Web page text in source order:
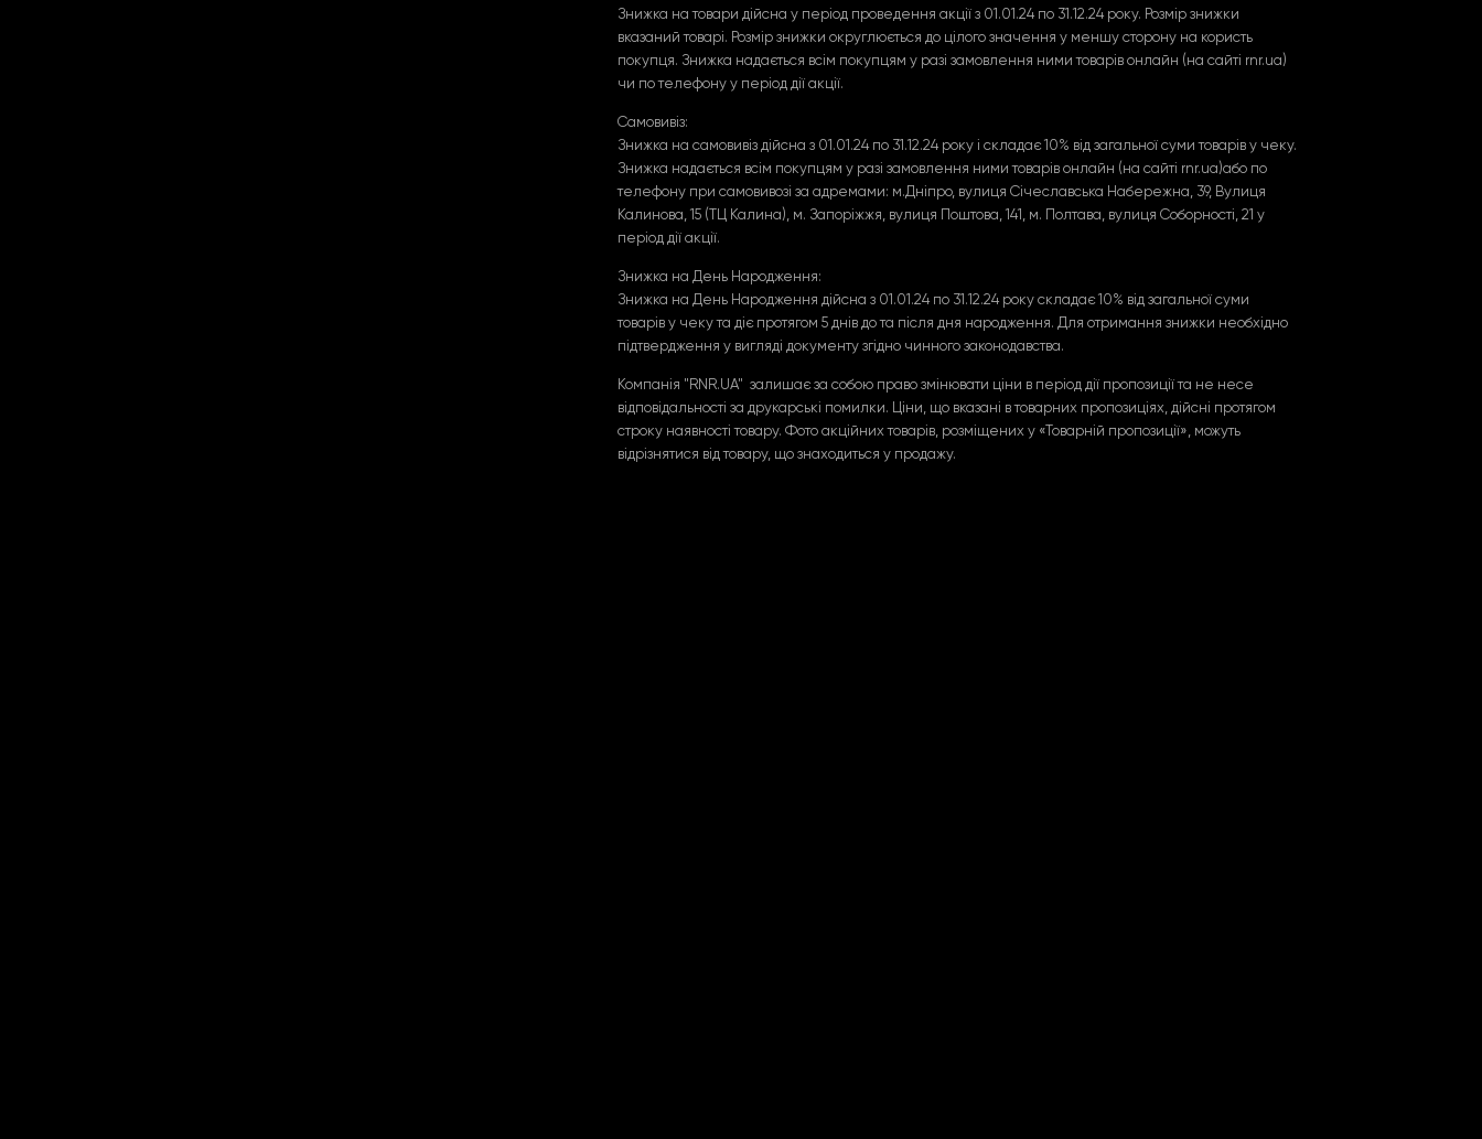
Знижка на товари дійсна у період проведення акції з 01.01.24 по 31.12.24 року. Розмір знижки
вказаний товарі. Розмір знижки округлюється до цілого значення у меншу сторону на користь
покупця. Знижка надається всім покупцям у разі замовлення ними товарів онлайн (на сайті rnr.ua)
чи по телефону у період дії акції.
Самовивіз:
Знижка на самовивіз дійсна з 01.01.24 по 31.12.24 року і складає 10% від загальної суми товарів у чеку.
Знижка надається всім покупцям у разі замовлення ними товарів онлайн (на сайті rnr.ua)або по
телефону при самовивозі за адремами: м.Дніпро, вулиця Січеславська Набережна, 39, Вулиця
Калинова, 15 (ТЦ Калина), м. Запоріжжя, вулиця Поштова, 141, м. Полтава, вулиця Соборності, 21 у
період дії акції.
Знижка на День Народження:
Знижка на День Народження дійсна з 01.01.24 по 31.12.24 року складає 10% від загальної суми
товарів у чеку та діє протягом 5 днів до та після дня народження. Для отримання знижки необхідно
підтвердження у вигляді документу згідно чинного законодавства.
Компанія "RNR.UA" залишає за собою право змінювати ціни в період дії пропозиції та не несе
відповідальності за друкарські помилки. Ціни, що вказані в товарних пропозиціях, дійсні протягом
строку наявності товару. Фото акційних товарів, розміщених у «Товарній пропозиції», можуть
відрізнятися від товару, що знаходиться у продажу.